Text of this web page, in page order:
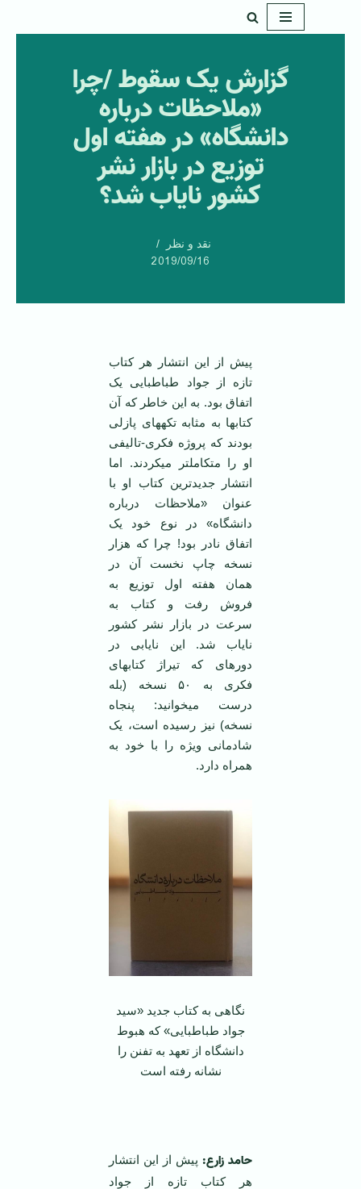
گزارش یک سقوط /چرا
«ملاحظات درباره
دانشگاه» در هفته اول
توزیع در بازار نشر
کشور نایاب شد؟
نقد و نظر
2019/09/16
پیش از این انتشار هر کتاب
تازه از جواد طباطبایی یک
اتفاق بود. به این خاطر که آن
کتاب‏ها به مثابه تکه‏های پازلی
بودند که پروژه فکری-تالیفی
او را متکامل‏تر می‏کردند. اما
انتشار جدیدترین کتاب او با
عنوان «ملاحظات درباره
دانشگاه» در نوع خود یک
اتفاق نادر بود! چرا که هزار
نسخه چاپ نخست آن در
همان هفته اول توزیع به
فروش رفت و کتاب به
سرعت در بازار نشر کشور
نایاب شد. این نایابی در
دوره‏ای که تیراژ کتاب‏های
فکری به ۵۰ نسخه (بله
درست می‏خوانید: پنجاه
نسخه) نیز رسیده است، یک
شادمانی ویژه را با خود به
همراه دارد.
نگاهی به کتاب جدید «سید
جواد طباطبایی» که هبوط
دانشگاه از تعهد به تفنن را
نشانه رفته است
حامد زارع: پیش از این انتشار
هر کتاب تازه از جواد